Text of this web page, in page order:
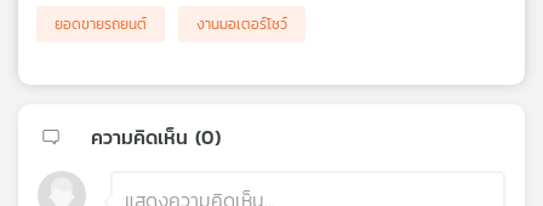
ยอดขายรถยนต์
งานมอเตอร์โชว์
ความคิดเห็น (0)